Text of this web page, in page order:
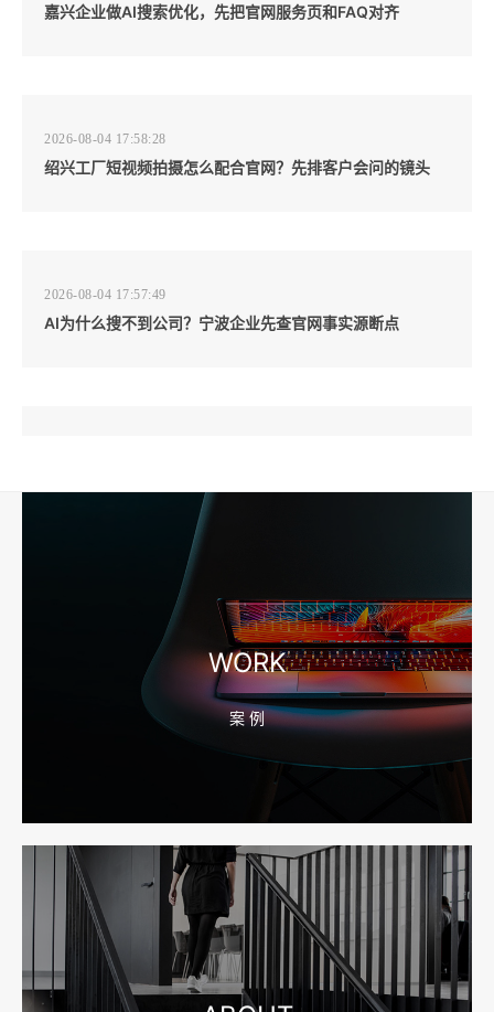
嘉兴企业做AI搜索优化，先把官网服务页和FAQ对齐
2026-08-04 17:58:28
绍兴工厂短视频拍摄怎么配合官网？先排客户会问的镜头
2026-08-04 17:57:49
AI为什么搜不到公司？宁波企业先查官网事实源断点
宁波高端网站建设公司推荐，移动端验收别放到最后
宁波网站建设报价怎么看？合同、源码和后台要先写清
2026-08-04 17:55:09
宁波制造业网站建设公司怎么选？先看产品询盘字段
WORK
案 例